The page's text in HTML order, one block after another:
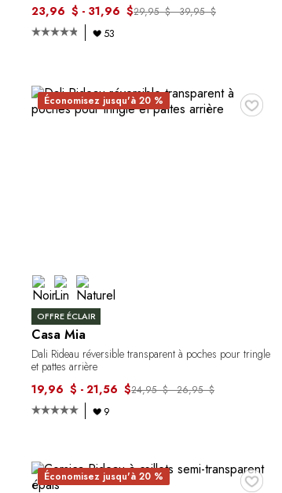
23,96 $ - 31,96 $29,95 $ - 39,95 $
53
♥
Économisez jusqu'à 20 %
OFFRE ÉCLAIR
Casa Mia
Dali Rideau réversible transparent à poches pour tringle
et pattes arrière
19,96 $ - 21,56 $24,95 $ - 26,95 $
9
♥
Économisez jusqu'à 20 %